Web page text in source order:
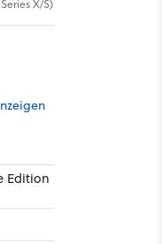
X/S)
Edition